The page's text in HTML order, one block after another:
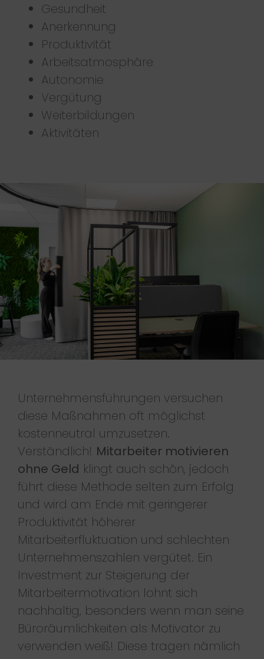
Gesundheit
Anerkennung
Produktivität
Arbeitsatmosphäre
Autonomie
Vergütung
Weiterbildungen
Aktivitäten
Unternehmensführungen versuchen
diese Maßnahmen oft möglichst
kostenneutral umzusetzen.
Verständlich! Mitarbeiter motivieren
ohne Geld klingt auch schön, jedoch
führt diese Methode selten zum Erfolg
und wird am Ende mit geringerer
Produktivität höherer
Mitarbeiterfluktuation und schlechten
Unternehmenszahlen vergütet. Ein
Investment zur Steigerung der
Mitarbeitermotivation lohnt sich
nachhaltig, besonders wenn man seine
Büroräumlichkeiten als Motivator zu
verwenden weiß! Diese tragen nämlich